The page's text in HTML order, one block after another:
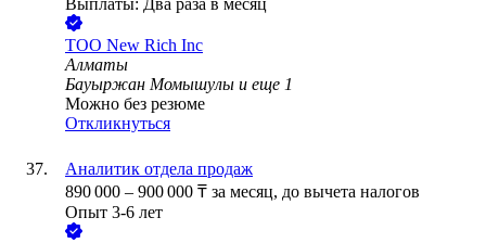
Выплаты: Два раза в месяц
ТОО New Rich Inc
Алматы
Бауыржан Момышулы и еще 1
Можно без резюме
Откликнуться
Аналитик отдела продаж
890 000 – 900 000 ₸ за месяц, до вычета налогов
Опыт 3-6 лет